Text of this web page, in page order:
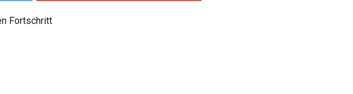
Fortschritt